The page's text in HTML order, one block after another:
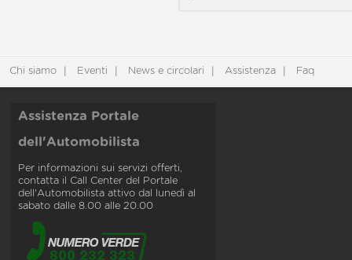
Chi siamo Eventi News e circolari Assistenza Faq
Assistenza Portale
dell'Automobilista
Per informazioni sui servizi offerti,
contatta il Call Center del Portale
dell'Automobilista attivo dal lunedì al
sabato dalle 8.00 alle 20.00